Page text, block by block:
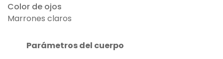
Color de ojos
Marrones claros
Parámetros del cuerpo